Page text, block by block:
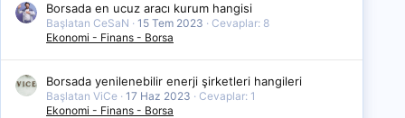
Borsada en ucuz aracı kurum hangisi
Başlatan CeSaN 15 Tem 2023
Cevaplar: 8
Ekonomi - Finans - Borsa
Borsada yenilenebilir enerji şirketleri hangileri
Başlatan ViCe 17 Haz 2023
Cevaplar: 1
Ekonomi - Finans - Borsa